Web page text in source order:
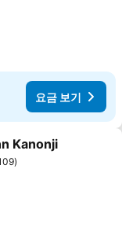
요금 보기
추가
Kanonji